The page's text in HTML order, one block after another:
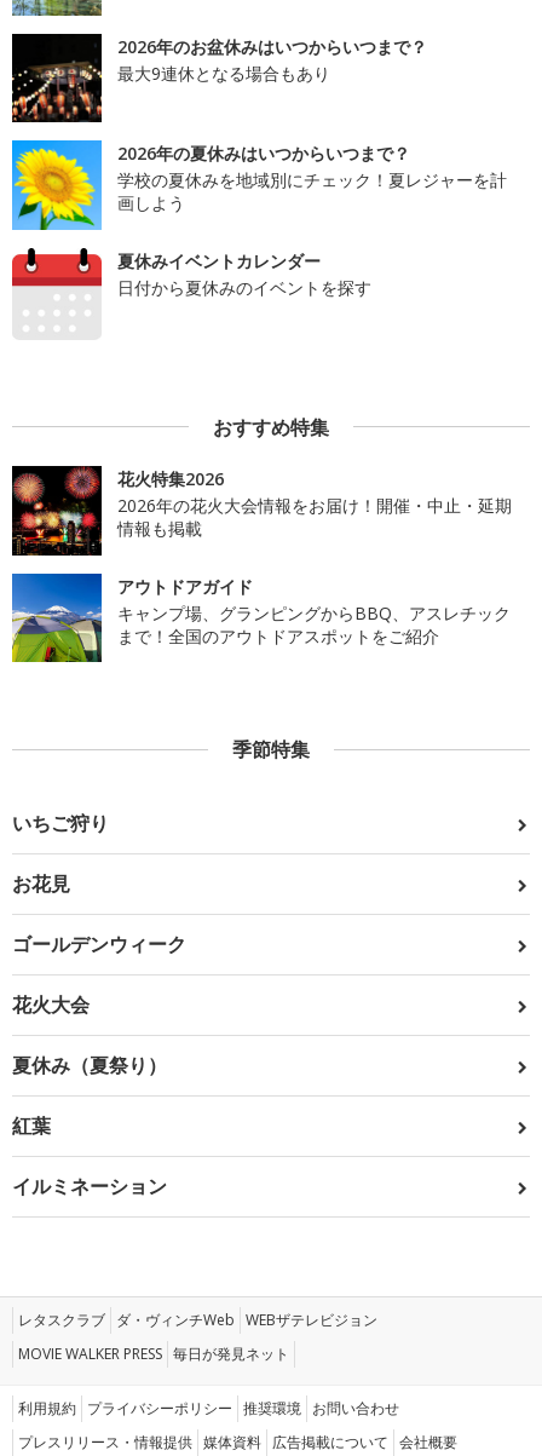
2026年のお盆休みはいつからいつまで？
最大9連休となる場合もあり
2026年の夏休みはいつからいつまで？
学校の夏休みを地域別にチェック！夏レジャーを計
画しよう
夏休みイベントカレンダー
日付から夏休みのイベントを探す
おすすめ特集
花火特集2026
2026年の花火大会情報をお届け！開催・中止・延期
情報も掲載
アウトドアガイド
キャンプ場、グランピングからBBQ、アスレチック
まで！全国のアウトドアスポットをご紹介
季節特集
いちご狩り
お花見
ゴールデンウィーク
花火大会
夏休み（夏祭り）
紅葉
イルミネーション
レタスクラブ ダ・ヴィンチWeb WEBザテレビジョン
MOVIE WALKER PRESS 毎日が発見ネット
利用規約 プライバシーポリシー 推奨環境 お問い合わせ
プレスリリース・情報提供 媒体資料 広告掲載について 会社概要